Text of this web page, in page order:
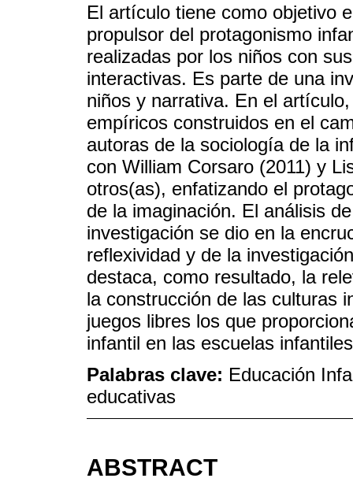
El artículo tiene como objetivo
propulsor del protagonismo
realizadas por los niños con
interactivas. Es parte de una
niños y narrativa. En el
empíricos construidos en el
autoras de la sociología de la
con William Corsaro (2011) y
otros(as), enfatizando el
de la imaginación. El análisis
investigación se dio en la
reflexividad y de la
destaca, como resultado, la
la construcción de las culturas
juegos libres los que
infantil en las escuelas
Palabras clave: Educación
educativas
ABSTRACT